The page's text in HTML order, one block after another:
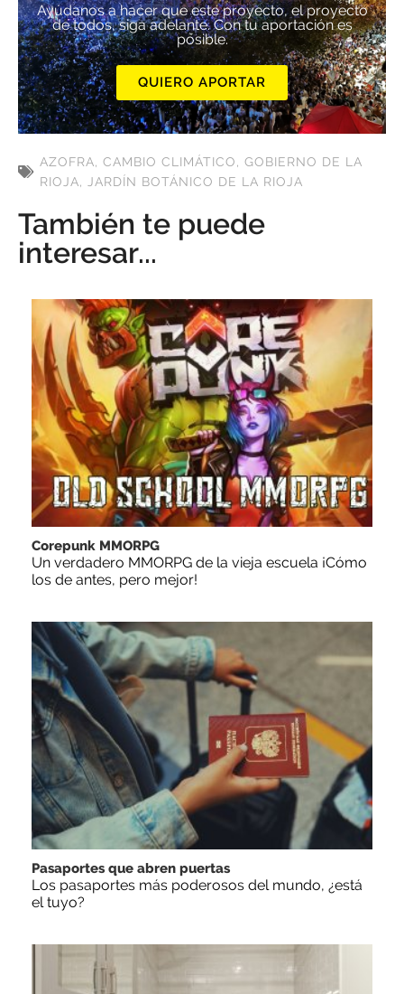
Ayúdanos a hacer que este proyecto, el proyecto
de todos, siga adelante. Con tu aportación es
posible.
QUIERO APORTAR
AZOFRA, CAMBIO CLIMÁTICO, GOBIERNO DE LA
RIOJA, JARDÍN BOTÁNICO DE LA RIOJA
También te puede
interesar...
Corepunk MMORPG
Un verdadero MMORPG de la vieja escuela ¡Cómo
los de antes, pero mejor!
Pasaportes que abren puertas
Los pasaportes más poderosos del mundo, ¿está
el tuyo?